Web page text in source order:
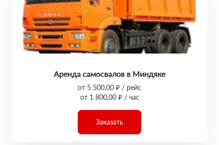
Аренда самосвалов в Миндяке
от 5 500,00 ₽ / рейс
от 1 800,00 ₽ / час
Заказать